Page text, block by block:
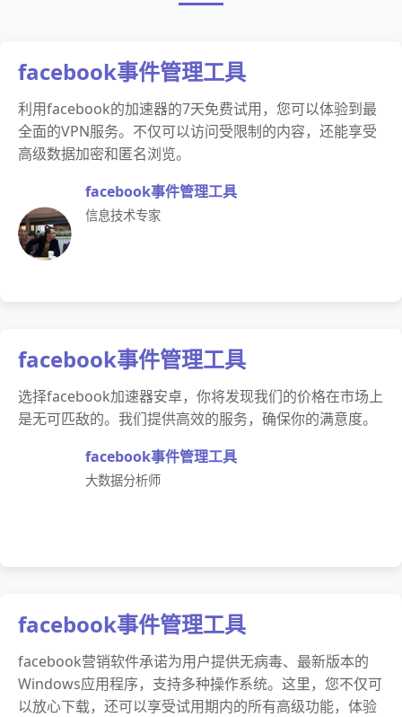
facebook事件管理工具
利用facebook的加速器的7天免费试用，您可以体验到最
全面的VPN服务。不仅可以访问受限制的内容，还能享受
高级数据加密和匿名浏览。
facebook事件管理工具
信息技术专家
facebook事件管理工具
选择facebook加速器安卓，你将发现我们的价格在市场上
是无可匹敌的。我们提供高效的服务，确保你的满意度。
facebook事件管理工具
大数据分析师
facebook事件管理工具
facebook营销软件承诺为用户提供无病毒、最新版本的
Windows应用程序，支持多种操作系统。这里，您不仅可
以放心下载，还可以享受试用期内的所有高级功能，体验